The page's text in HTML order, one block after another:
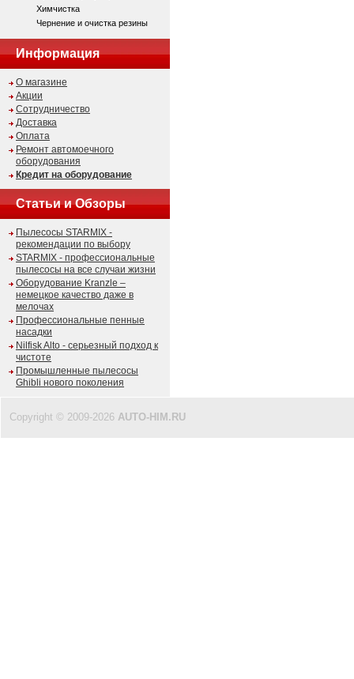
Химчистка
Чернение и очистка резины
Информация
О магазине
Акции
Сотрудничество
Доставка
Оплата
Ремонт автомоечного
оборудования
Кредит на оборудование
Статьи и Обзоры
Пылесосы STARMIX -
рекомендации по выбору
STARMIX - профессиональные
пылесосы на все случаи жизни
Оборудование Kranzle –
немецкое качество даже в
мелочах
Профессиональные пенные
насадки
Nilfisk Alto - серьезный подход к
чистоте
Промышленные пылесосы
Ghibli нового поколения
Copyright © 2009-2026 AUTO-HIM.RU